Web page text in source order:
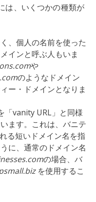
は、いくつかの種類が
、個人の名前を使った
インと呼ぶ人もいま
や
のようなドメイン
ー・ドメインとなりま
「vanity URL」と同様
ます。これは、バニテ
る短いドメイン名を指
に、通常のドメイン名
の場合、バ
を使用するこ